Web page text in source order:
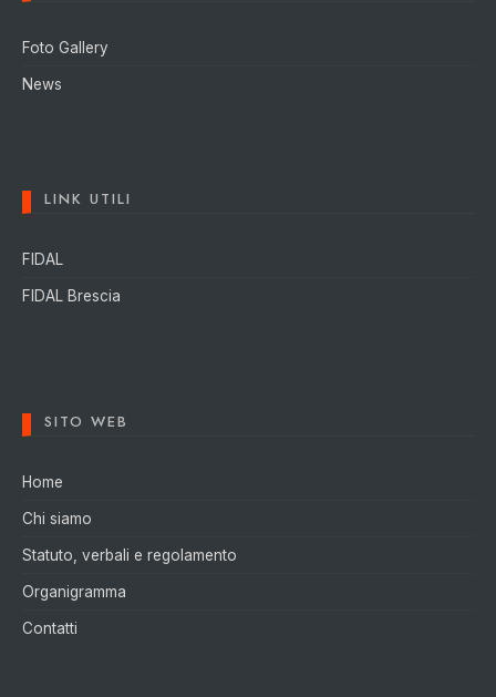
Foto Gallery
News
LINK UTILI
FIDAL
FIDAL Brescia
SITO WEB
Home
Chi siamo
Statuto, verbali e regolamento
Organigramma
Contatti